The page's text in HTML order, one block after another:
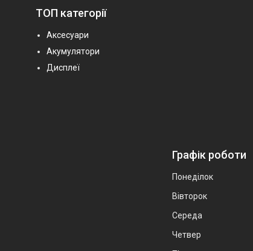
ТОП категорії
Аксесуари
Акумулятори
Дисплеї
Графік роботи
Понеділок
Вівторок
Середа
Четвер